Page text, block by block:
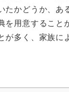
たかどうか、
を用意するこ
が多く、家族に